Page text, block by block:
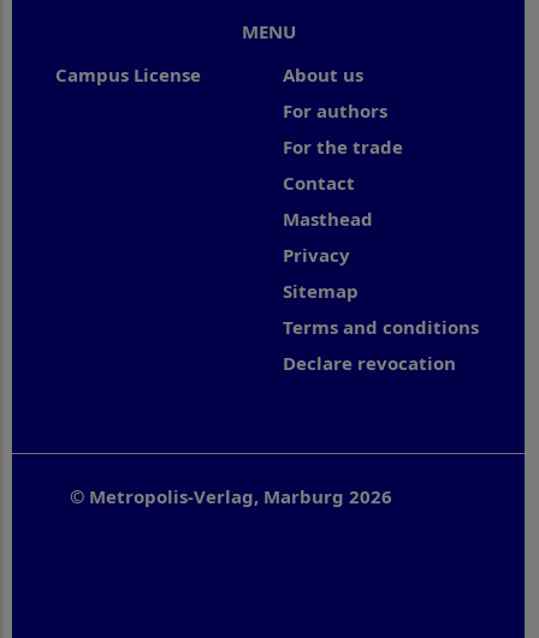
MENU
Campus License
About us
For authors
For the trade
Contact
Masthead
Privacy
Sitemap
Terms and conditions
Declare revocation
© Metropolis-Verlag, Marburg 2026